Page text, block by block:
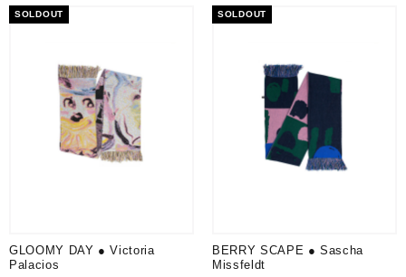
SOLDOUT
GLOOMY DAY ● Victoria
Palacios
SOLDOUT
BERRY SCAPE ● Sascha
Missfeldt